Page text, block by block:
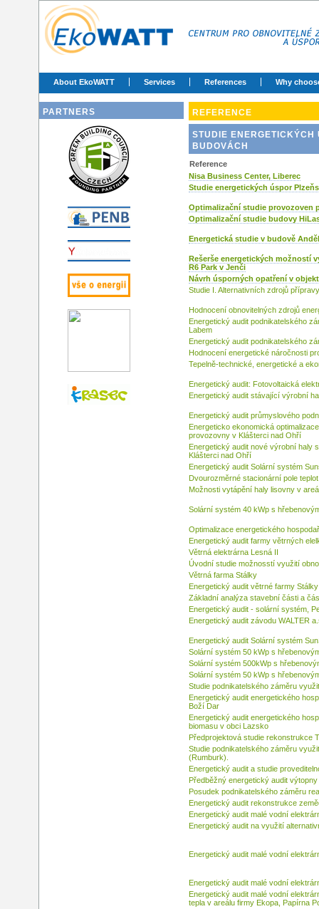
About EkoWATT Services References Why
PARTNERS REFERENCE
STUDIE
BUDOVÁCH
Reference
Nisa Business Center, Liberec
Studie energetických úspor
Optimalizační studie provozoven
Optimalizační studie budovy
Energetická studie v budově
Rešerše energetických možností
R6 Park v Jenči
Návrh úsporných opatření v
Studie I. Alternativních zdrojů
Hodnocení obnovitelných zdrojů
Energetický audit podnikatelského
Labem
Energetický audit podnikatelského
Hodnocení energetické náročnosti
Tepelně-technické, energetické a
Energetický audit: Fotovoltaická
Energetický audit stávající výrobní
Energetický audit průmyslového
Energeticko ekonomická
provozovny v Klášterci nad Ohří
Energetický audit nové výrobní haly
Klášterci nad Ohří
Energetický audit Solární systém
Dvourozměrné stacionární pole
Možnosti vytápění haly lisovny v
Solární systém 40 kWp s
Optimalizace energetického
Energetický audit farmy větrných
Větrná elektrárna Lesná II
Úvodní studie možnosstí využití
Větrná farma Stálky
Energetický audit větrné farmy Stálky
Základní analýza stavební části a
Energetický audit - solární systém,
Energetický audit závodu WALTER
Energetický audit Solární systém
Solární systém 50 kWp s
Solární systém 500kWp s
Solární systém 50 kWp s
Studie podnikatelského záměru
Energetický audit energetického
Boží Dar
Energetický audit energetického
biomasu v obci Lazsko
Předprojektová studie rekonstrukce
Studie podnikatelského záměru
(Rumburk).
Energetický audit a studie
Předběžný energetický audit
Posudek podnikatelského záměru
Energetický audit rekonstrukce
Energetický audit malé vodní
Energetický audit na využití
Energetický audit malé vodní
Energetický audit malé vodní
Energetický audit malé vodní
tepla v areálu firmy Ekopa, Papírna